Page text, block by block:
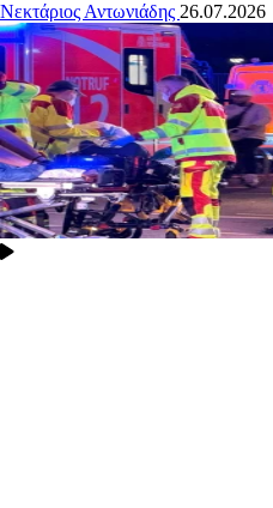
Νεκτάριος Αντωνιάδης 26.07.2026